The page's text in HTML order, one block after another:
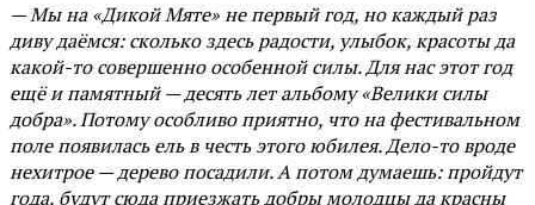
— Мы на «Дикой Мяте» не первый год, но каждый раз
диву даёмся: сколько здесь радости, улыбок, красоты да
какой-то совершенно особенной силы. Для нас этот год
ещё и памятный — десять лет альбому «Велики силы
добра». Потому особливо приятно, что на фестивальном
поле появилась ель в честь этого юбилея. Дело-то вроде
нехитрое — дерево посадили. А потом думаешь: пройдут
года, будут сюда приезжать добры молодцы да красны